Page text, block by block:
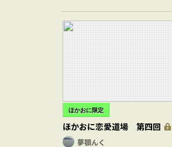
ほかおに限定
ほかおに恋愛道場 第四回
夢顎んく